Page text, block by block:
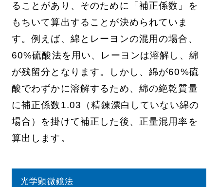
ることがあり、そのために「補正係数」を
もちいて算出することが決められていま
す。例えば、綿とレーヨンの混用の場合、
60%硫酸法を用い、レーヨンは溶解し、綿
が残留分となります。しかし、綿が60%硫
酸でわずかに溶解するため、綿の絶乾質量
に補正係数1.03（精錬漂白していない綿の
場合）を掛けて補正した後、正量混用率を
算出します。
光学顕微鏡法